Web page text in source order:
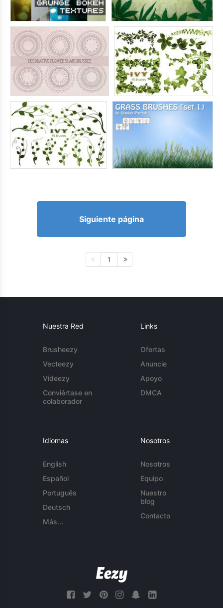
Siguiente página
1
Nuestra Red
Brusheezy
Vecteezy
Videezy
Conviértase en
colaborador
Links
Ofertas
Anuncie
Apoyo
DMCA
Idiomas
English
Español
Português
Deutsch
Más...
Nosotros
Nosotros
Equipo
Nuestro
blog
Contacto